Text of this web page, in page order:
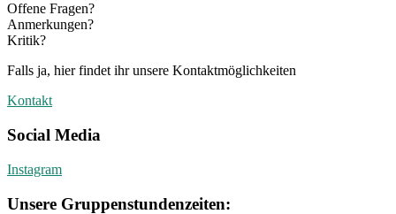
Offene Fragen?
Anmerkungen?
Kritik?
Falls ja, hier findet ihr unsere Kontaktmöglichkeiten
Kontakt
Social Media
Instagram
Unsere Gruppenstundenzeiten: